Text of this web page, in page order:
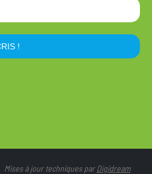
Mises à jour techniques parDigidream